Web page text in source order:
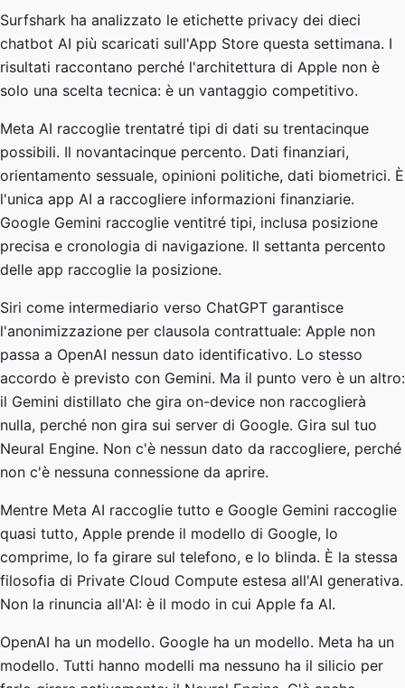
Surfshark ha analizzato le etichette privacy dei dieci
chatbot AI più scaricati sull'App Store questa settimana. I
risultati raccontano perché l'architettura di Apple non è
solo una scelta tecnica: è un vantaggio competitivo.
Meta AI raccoglie trentatré tipi di dati su trentacinque
possibili. Il novantacinque percento. Dati finanziari,
orientamento sessuale, opinioni politiche, dati biometrici. È
l'unica app AI a raccogliere informazioni finanziarie.
Google Gemini raccoglie ventitré tipi, inclusa posizione
precisa e cronologia di navigazione. Il settanta percento
delle app raccoglie la posizione.
Siri come intermediario verso ChatGPT garantisce
l'anonimizzazione per clausola contrattuale: Apple non
passa a OpenAI nessun dato identificativo. Lo stesso
accordo è previsto con Gemini. Ma il punto vero è un altro:
il Gemini distillato che gira on-device non raccoglierà
nulla, perché non gira sui server di Google. Gira sul tuo
Neural Engine. Non c'è nessun dato da raccogliere, perché
non c'è nessuna connessione da aprire.
Mentre Meta AI raccoglie tutto e Google Gemini raccoglie
quasi tutto, Apple prende il modello di Google, lo
comprime, lo fa girare sul telefono, e lo blinda. È la stessa
filosofia di Private Cloud Compute estesa all'AI generativa.
Non la rinuncia all'AI: è il modo in cui Apple fa AI.
OpenAI ha un modello. Google ha un modello. Meta ha un
modello. Tutti hanno modelli ma nessuno ha il silicio per